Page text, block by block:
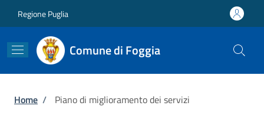
Regione Puglia
Comune di Foggia
Briciole di pane
Home / Piano di miglioramento dei servizi